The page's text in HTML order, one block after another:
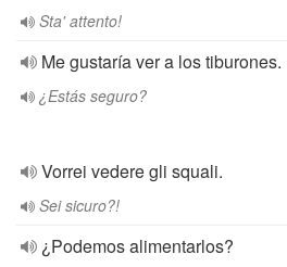
Sta' attento!
Me gustaría ver a los tiburones.
¿Estás seguro?
Vorrei vedere gli squali.
Sei sicuro?!
¿Podemos alimentarlos?